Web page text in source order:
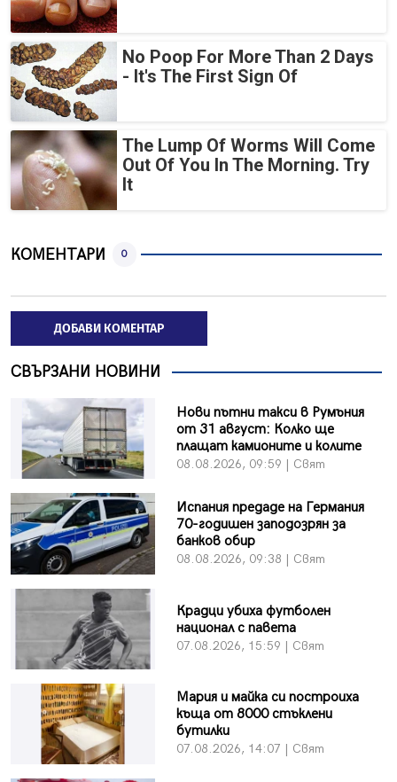
No Poop For More Than 2 Days
- It's The First Sign Of
The Lump Of Worms Will Come
Out Of You In The Morning. Try
It
КОМЕНТАРИ 0
ДОБАВИ КОМЕНТАР
СВЪРЗАНИ НОВИНИ
Нови пътни такси в Румъния
от 31 август: Колко ще
плащат камионите и колите
08.08.2026, 09:59 | Свят
Испания предаде на Германия
70-годишен заподозрян за
банков обир
08.08.2026, 09:38 | Свят
Крадци убиха футболен
национал с павета
07.08.2026, 15:59 | Свят
Мария и майка си построиха
къща от 8000 стъклени
бутилки
07.08.2026, 14:07 | Свят